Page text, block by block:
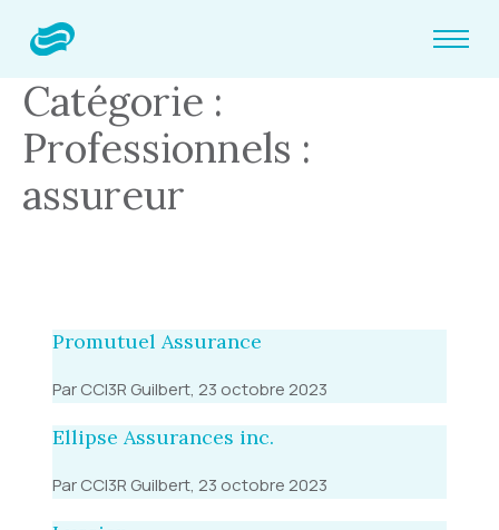
Catégorie :
Professionnels :
assureur
Promutuel Assurance
Par CCI3R Guilbert, 23 octobre 2023
Ellipse Assurances inc.
Par CCI3R Guilbert, 23 octobre 2023